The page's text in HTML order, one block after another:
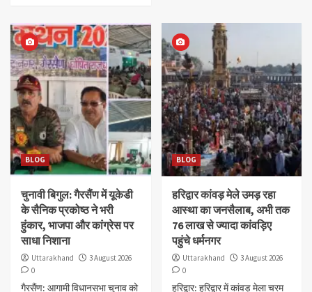
BLOG
चुनावी बिगुल: गैरसैंण में यूकेडी
के सैनिक प्रकोष्ठ ने भरी
हुंकार, भाजपा और कांग्रेस पर
साधा निशाना
Uttarakhand
3 August 2026
0
गैरसैंण: आगामी विधानसभा चुनाव को
BLOG
हरिद्वार कांवड़ मेले उमड़ रहा
आस्था का जनसैलाब, अभी तक
76 लाख से ज्यादा कांवड़िए
पहुंचे धर्मनगर
Uttarakhand
3 August 2026
0
हरिद्वार: हरिद्वार में कांवड़ मेला चरम